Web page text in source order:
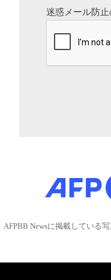
迷惑メール防
AFPBB Newsに掲載している